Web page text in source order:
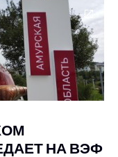
НА ВЭФ